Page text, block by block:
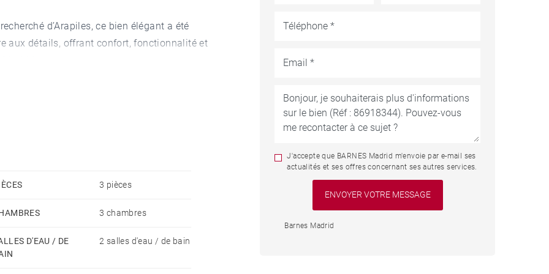
d’Arapiles, ce bien élégant a été
aux détails, offrant confort, fonctionnalité et
avec ascenseur et service de conciergerie,
américaine entièrement équipée avec îlot
une suite parentale avec salle de bain privative,
3 pièces
3 chambres
D'EAU / DE
2 salles d'eau / de bain
J'accepte que BARNES Madrid m'envoie par e-mail ses
actualités et ses offres concernant ses autres services.
Barnes Madrid